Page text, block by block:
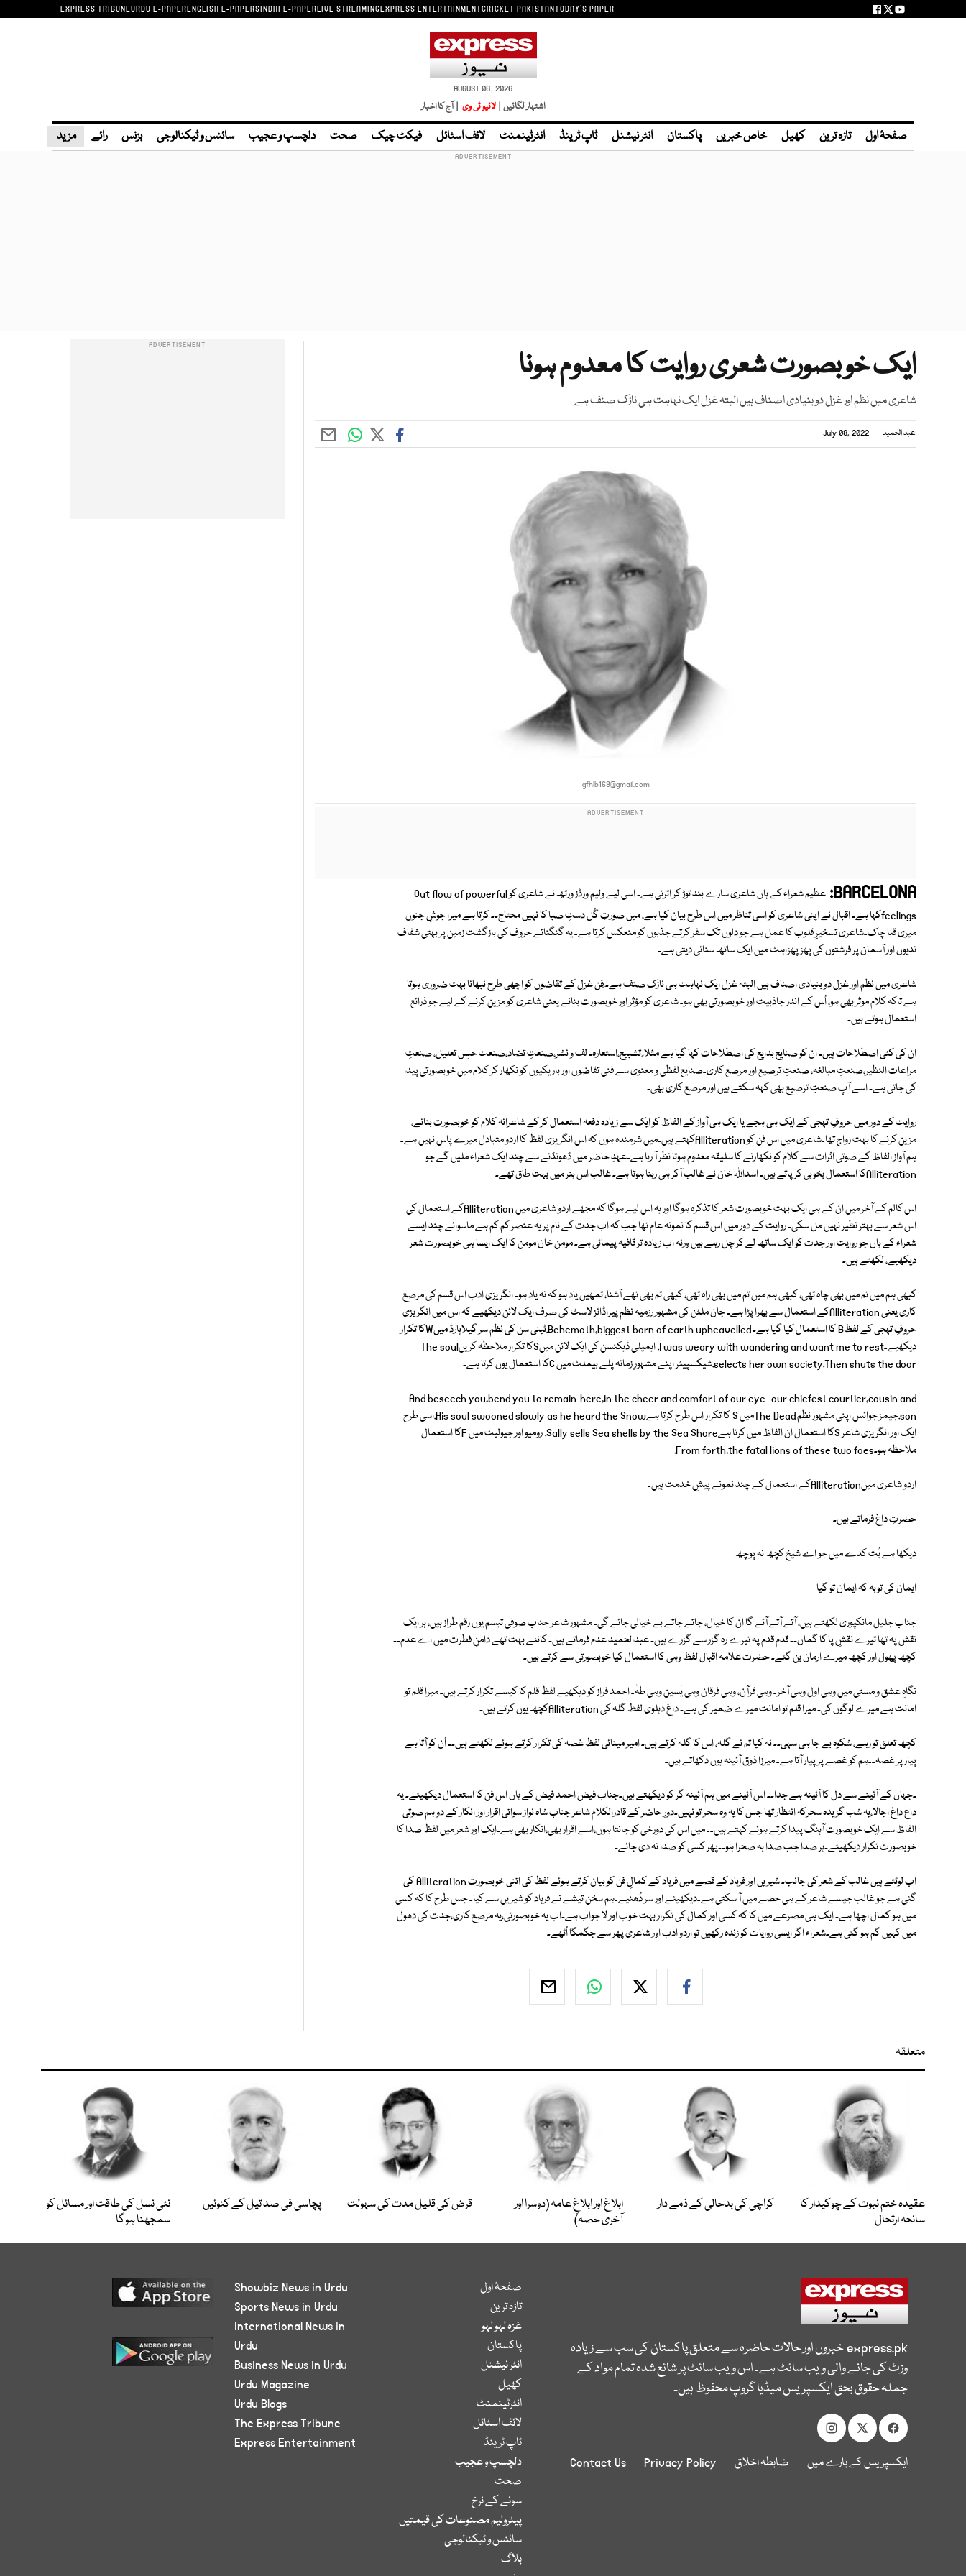
EXPRESS TRIBUNEURDU E-PAPERENGLISH E-PAPERSINDHI E-PAPERLIVE STREAMINGEXPRESS ENTERTAINMENTCRICKET PAKISTANTODAY'S PAPER
AUGUST 06, 2026
اشتہار لگائیں | لائیو ٹی وی | آج کا اخبار
صفحۂ اول تازہ ترین کھیل خاص خبریں پاکستان انٹر نیشنل ٹاپ ٹرینڈ انٹرٹینمنٹ لائف اسٹائل فیکٹ چیک صحت دلچسپ و عجیب سائنس و ٹیکنالوجی بزنس رائے مزید
ایک خوبصورت شعری روایت کا معدوم ہونا
شاعری میں نظم اور غزل دو بنیادی اصناف ہیں البتہ غزل ایک نہاہت ہی نازک صنف ہے
عبد الحمید July 08, 2022
gfhlb169@gmail.com
BARCELONA:
عظیم شعراء کے ہاں شاعری سارے بند توڑ کر اترتی ہے۔ اسی لیے ولیم ورڈز ورتھ نے شاعری کو Out flow of powerful
feelingsکہا ہے۔ اقبال نے اپنی شاعری کو اسی تناظر میں اس طرح بیان کیا ہے، میں صورتِ گُل دستِ صبا کا نہیں محتاج۔۔ کرتا ہے میرا جوشِ جنوں
میری قبا چاک۔شاعری تسخیرِِ قلوب کا عمل ہے جو دلوں تک سفر کرتے جذبوں کو منعکس کرتا ہے۔ یہ گنگناتے حروف کی بازگشت زمین پر بہتی شفاف
ندیوں اور آسمان پر فرشتوں کی پھڑ پھڑاہٹ میں ایک ساتھ سنائی دیتی ہے۔
شاعری میں نظم اور غزل دو بنیادی اصناف ہیں البتہ غزل ایک نہاہت ہی نازک صنف ہے۔ ِفن غزل کے تقاضوں کو اچھی طرح نبھانا بہت ضروری ہوتا
ہے تاکہ کلام موثر بھی ہو، اُس کے اندر جاذبیت اور خوبصورتی بھی ہو۔ شاعری کو مؤثر اور خوبصورت بنانے یعنی شاعری کو مزین کرنے کے لیے جو ذرائع
استعمال ہوتے ہیں۔
ان کی کئی اصطلاحات ہیں۔ ان کو صنایع بدایع کی اصطلاحات کہا گیا ہے مثلا ً تشبیع،استعارہ۔ لف و نشر،صنعتِ تضاد،صنعت حسِں تعلیل، صنعتِ
مراعات النظیر،صنعتِ مبالغہ، صنعتِ ترصیع اور مرصع کاری۔صنایع لفظی و معنوی سے فنی تقاضوں اور باریکیوں کو نکھار کر کلام میں خوبصورتی پیدا
کی جاتی ہے۔ اسے آپ صنعتِِ ترصیع بھی کہہ سکتے ہیں اور مرصع کاری بھی۔
روایت کے دور میں حروفِ تہجی کے ایک ہی ہجے یا ایک ہی آواز کے الفاظ کو ایک سے زیادہ دفعہ استعمال کر کے شاعرانہ کلام کو خوبصورت بنانے،
مزین کرنے کا بہت رواج تھا۔شاعری میں اس فن کو Alliterationکہتے ہیں۔میں شرمندہ ہوں کہ اس انگریزی لفظ کا اردو متبادل میرے پاس نہیں ہے۔
ہم آواز الفاظ کے صوتی اثرات سے کلام کو نکھارنے کا سلیقہ معدوم ہوتا نظر آ رہا ہے۔عہدِ حاضر میں ڈھونڈنے سے چند ایک شعراء ملیں گے جو
Alliterationکا استعمال بخوبی کر پاتے ہیں۔ اسداﷲ خان نے غالب آکر ہی رہنا ہوتا ہے۔ غالب اس ہنر میں بہت طاق تھے۔
اس کالم کے آخر میں ان کے ہی ایک بہت خوبصورت شعر کا تذکرہ ہوگا اور یہ اس لیے ہوگا کہ مجھے اردو شاعری میں Alliterationکے استعمال کی
اس شعر سے بہتر نظیر نہیں مل سکی۔ روایت کے دور میں اس قسم کا نمونہ عام تھا جب کہ اب جدت کے نام پر یہ عنصر کم کم ہے ماسوائے چند ایسے
شعراء کے ہاں جو روایت اور جدت کو ایک ساتھ لے کر چل رہے ہیں ورنہ اب زیادہ تر قافیہ پیمائی ہے۔ مومن خان مومن کا ایک ایسا ہی خوبصورت شعر
دیکھیے، لکھتے ہیں۔
کبھی ہم میں تم میں بھی چاہ تھی، کبھی ہم میں تم میں بھی راہ تھی، کبھی تم بھی تھے آشنا، تمھیں یاد ہو کہ نہ یاد ہو۔ انگریزی ادب اس قسم کی مرصع
کاری یعنی Alliterationکے استعمال سے بھرا پڑا ہے۔ جان ملٹن کی مشہور رزمیہ نظم پیراڈائز لاسٹ کی صرف ایک لائن دیکھیے کہ اس میں انگریزی
حروفِ تہجی کے لفظB کا استعمال کیا گیا ہے۔ Behemoth,biggest born of earth upheavelled.ٹینی سن کی نظم سر گیلاہارڈ میںWکا تکرار
دیکھیے۔I was weary with wandering and want me to rest. ایمیلی ڈیکنسن کی ایک لائن میںSکا تکرار ملاحظہ کریںThe soul
selects her own society.Then shuts the door.شیکسپیئر اپنے مشہورِ زمانہ پلے ہیملٹ میں Cکا استعمال یوں کرتا ہے۔
And beseech you,bend you to remain-here,in the cheer and comfort of our eye- our chiefest courtier,cousin and
son.جیمز جوائس اپنی مشہور نظم The Deadمیں S کا تکرار اس طرح کرتا ہےHis soul swooned slowly as he heard the Snow.اسی طرح
ایک اور انگریزی شاعر Sکا استعمال ان الفاظ میں کرتا ہےSally sells Sea shells by the Sea Shore. رومیو اور جیولیٹ میں Fکا استعمال
ملاحظہ ہو۔From forth,the fatal lions of these two foes.
اردو شاعری میںAlliterationکے استعمال کے چند نمونے پیشِ خدمت ہیں۔
حضرتِ داغ فرماتے ہیں۔
دیکھا ہے بُت کدے میں جو اے شیخ کچھ نہ پوچھ
ایمان کی توبہ کہ ایمان تو گیا
جناب جلیل مانکپوری لکھتے ہیں، آتے آتے آئے گا ان کا خیال، جاتے جاتے بے خیالی جائے گی۔ مشہور شاعر جناب صوفی تبسم یوں رقم طراز ہیں، ہر ایک
نقش پہ تھا تیرے نقشِ پا کا گماں۔۔ قدم قدم پہ تیرے رہ گزر سے گزرے ہیں۔ عبدالحمید عدم فرماتے ہیں۔ کانٹے بہت تھے دامنِ فطرت میں اے عدم۔۔
کچھ پھول اور کچھ میرے ارمان بن گئے۔ حضرت علامہ اقبال لفظ وہی کا استعمال کیا خوبصورتی سے کرتے ہیں۔
نگاہِ عشق و مستی میں وہی اول وہی آخر۔ وہی قرآن، وہی فرقان وہی یٰسین وہی طہٰ۔ احمد فراز کو دیکھیے لفظ قلم کا کیسے تکرار کرتے ہیں۔ میرا قلم تو
امانت ہے میرے لوگوں کی۔ میرا قلم تو امانت میرے ضمیر کی ہے۔ داغ دہلوی لفظ گلہ کی Alliterationکچھ یوں کرتے ہیں۔
کچھ تعلق تو رہے، شکوہ بے جا ہی سہی۔۔ نہ کیا تم نے گلہ، اس کا گلہ کرتے ہیں۔ امیر مینائی لفظ غصہ کی تکرار کرتے ہوئے لکھتے ہیں۔۔ اُن کو آتا ہے
پیار پر غصہ۔۔ہم کو غصے پر پیار آتا ہے۔ میرزا ذوق آئینہ یوں دکھاتے ہیں۔
۔جہاں کے آئینے سے دل کا آئینہ ہے جدا۔۔ اس آئینے میں ہم آئینہ گر کو دیکھتے ہیں۔جناب فیض احمد فیض کے ہاں اس فن کا استعمال دیکھیئے۔ یہ
داغ داغ اجالا،یہ شب گزیدہ سحرکہ انتظار تھا جس کا یہ وہ سحر تو نہیں۔دورِ حاضر کے قادرالکلام شاعر جناب شاہ نواز سواتی اقرار اور انکار کے دو ہم صوتی
الفاظ سے ایک خوبصورت آہنگ پیدا کرتے ہوئے کہتے ہیں۔۔ میں اس کی دورخی کو جانتا ہوں،اسے اقرار بھی،انکار بھی ہے۔ایک اور شعر میں لفظ صدا کا
خوبصورت تکرار دیکھیئے۔ہر صدا جب صدا بہ صحرا ہو۔۔پھر کسی کو صدا نہ دی جائے۔
اب لوٹتے ہیں غالب کے شعر کی جانب۔ شیریں اور فرہاد کے قصے میں فرہاد کے کمالِ فن کو بیان کرتے ہوئے لفظ کی اتنی خوبصورت Alliteration کی
گئی ہے جو غالب جیسے شاعر کے ہی حصے میں آ سکتی ہے۔دیکھیئے اور سر دُھنیے۔ہم سخن تیشے نے فرہاد کو شیریں سے کیا۔ جس طرح کا کہ کسی
میں ہو کمال اچھا ہے۔ ایک ہی مصرعے میں کا کہ کسی اور کمال کی تکرار بہت خوب اور لا جواب ہے۔اب یہ خوبصورتی،یہ مرصع کاری،جدت کی دھول
میں کہیں گم ہو گئی ہے۔شعراء اگر ایسی روایات کو زندہ رکھیں تو اردو ادب اور شاعری پھر سے جگمگا اُٹھے۔
متعلقہ
عقیدہ ختم نبوت کے چوکیدار کا
سانحہ ارتحال
کراچی کی بدحالی کے ذمے دار
ابلاغ اور ابلاغِ عامہ (دوسرا اور
آخری حصہ)
قرض کی قلیل مدت کی سہولت پچاسی فی صد تیل کے کنوئیں
نئی نسل کی طاقت اور مسائل کو
سمجھنا ہوگا
express.pkخبروں اور حالات حاضرہ سے متعلق پاکستان کی سب سے زیادہ
وزٹ کی جانے والی ویب سائٹ ہے۔ اس ویب سائٹ پر شائع شدہ تمام مواد کے
جملہ حقوق بحق ایکسپریس میڈیا گروپ محفوظ ہیں۔
ایکسپریس کے بارے میں ضابطہ اخلاق Privacy Policy
Contact Us
صفحۂ اول
تازہ ترین
غزہ لہو لہو
پاکستان
انٹر نیشنل
کھیل
انٹرٹینمنٹ
لائف اسٹائل
ٹاپ ٹرینڈ
دلچسپ و عجیب
صحت
سونے کے نرخ
پیٹرولیم مصنوعات کی قیمتیں
سائنس و ٹیکنالوجی
بلاگ
Showbiz News in Urdu
Sports News in Urdu
International News in
Urdu
Business News in Urdu
Urdu Magazine
Urdu Blogs
The Express Tribune
Express Entertainment